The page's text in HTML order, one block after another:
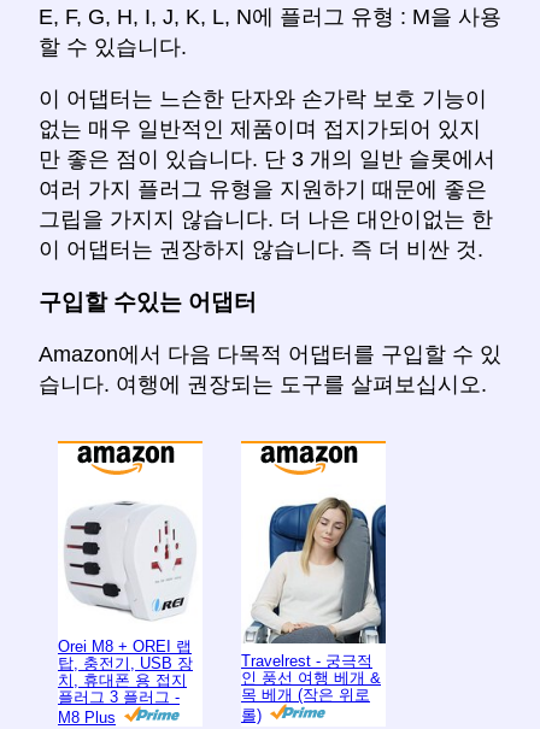
E, F, G, H, I, J, K, L, N에 플러그 유형 : M을 사용
할 수 있습니다.
이 어댑터는 느슨한 단자와 손가락 보호 기능이
없는 매우 일반적인 제품이며 접지가되어 있지
만 좋은 점이 있습니다. 단 3 개의 일반 슬롯에서
여러 가지 플러그 유형을 지원하기 때문에 좋은
그립을 가지지 않습니다. 더 나은 대안이없는 한
이 어댑터는 권장하지 않습니다. 즉 더 비싼 것.
구입할 수있는 어댑터
Amazon에서 다음 다목적 어댑터를 구입할 수 있
습니다. 여행에 권장되는 도구를 살펴보십시오.
Orei M8 + OREI 랩
탑, 충전기, USB 장
치, 휴대폰 용 접지
플러그 3 플러그 -
M8 Plus
Travelrest - 궁극적
인 풍선 여행 베개 &
목 베개 (작은 위로
롤)